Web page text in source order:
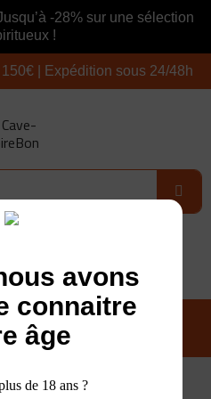
avons
connaitre
âge
de 18 ans ?
-28% sur une sélection
!
150€ | Expédition sous 24/48h